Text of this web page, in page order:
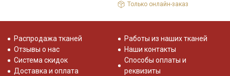
Только онлайн-заказ
Распродажа тканей
Отзывы о нас
Система скидок
Доставка и оплата
Работы из наших тканей
Наши контакты
Способы оплаты и
реквизиты
Подписаться
Ознакомлен(а) с Политикой обработки персональных
данныхи даю Согласие на обработку персональных
данных
ДаюСогласие на получение рекламных и